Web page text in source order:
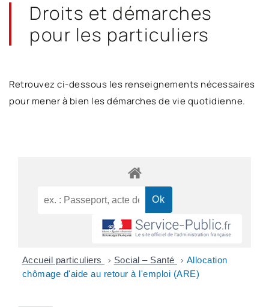
Droits et démarches
pour les particuliers
Retrouvez ci-dessous les renseignements nécessaires
pour mener à bien les démarches de vie quotidienne.
Accueil particuliers > Social – Santé > Allocation
chômage d'aide au retour à l'emploi (ARE)